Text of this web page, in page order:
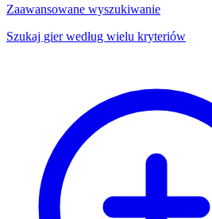
Zaawansowane wyszukiwanie
Szukaj gier według wielu kryteriów